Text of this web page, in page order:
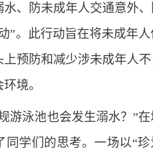
水、防未成年人交通意外
”。此行动旨在将未成年
上预防和减少涉未成年人
境。
游泳池也会发生溺水？”
学们的思考。一场以“